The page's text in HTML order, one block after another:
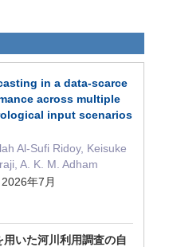
in a data-scarce
across multiple
input scenarios
Al-Sufi Ridoy, Keisuke
A. K. M. Adham
年7月
いた河川利用調査の自